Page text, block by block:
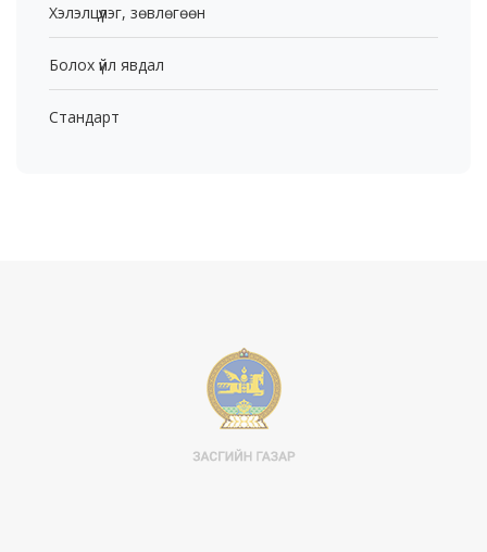
Хэлэлцүүлэг, зөвлөгөөн
Болох үйл явдал
Стандарт